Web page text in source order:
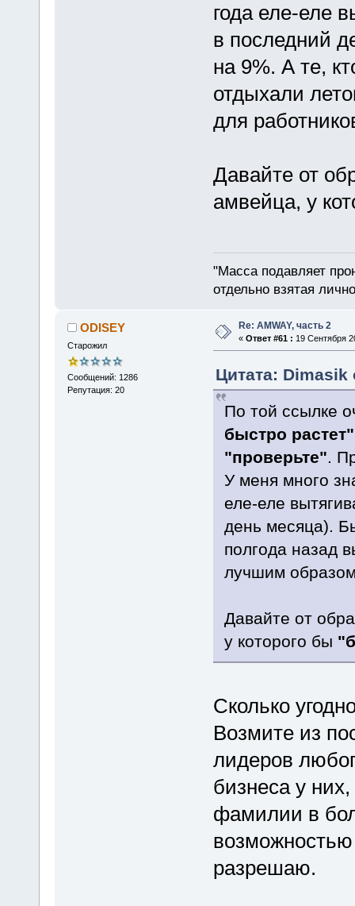
года еле-еле
в последний
на 9%. А те,
отдыхали
для
Давайте от
амвейца, у
"Масса подавляет
отдельно взятая
ODISEY
Старожил
Сообщений: 1286
Репутация: 20
Re: AMWAY, часть 2
« Ответ #61 : 19 Сентября
Цитата: Dimasik
По той ссылке
быстро растет"
"проверьте" .
У меня много
еле-еле
день месяца).
полгода назад
лучшим
Давайте от
у которого бы
Сколько
Возмите из
лидеров
бизнеса у
фамилии в
разрешаю.